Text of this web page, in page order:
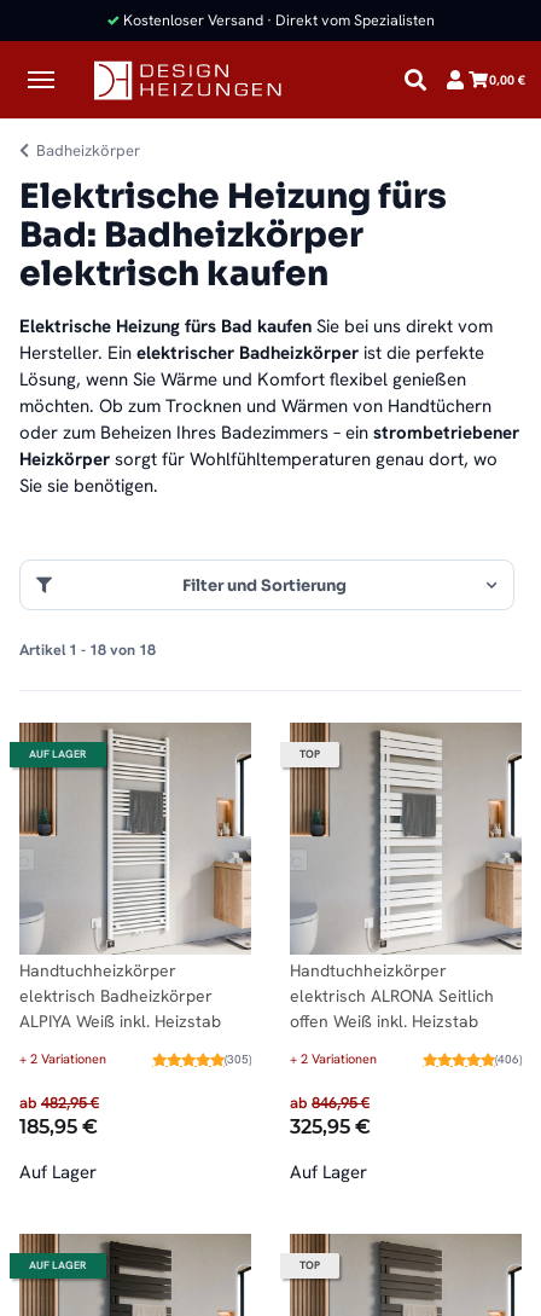
✓ Kostenloser Versand · Direkt vom Spezialisten
0,00 €
Badheizkörper
Elektrische Heizung fürs
Bad: Badheizkörper
elektrisch kaufen
Elektrische Heizung fürs Bad kaufen Sie bei uns direkt vom
Hersteller. Ein elektrischer Badheizkörper ist die perfekte
Lösung, wenn Sie Wärme und Komfort flexibel genießen
möchten. Ob zum Trocknen und Wärmen von Handtüchern
oder zum Beheizen Ihres Badezimmers – ein strombetriebener
Heizkörper sorgt für Wohlfühltemperaturen genau dort, wo
Sie sie benötigen.
Filter und Sortierung
Artikel 1 - 18 von 18
AUF LAGER
Handtuchheizkörper
elektrisch Badheizkörper
ALPIYA Weiß inkl. Heizstab
+ 2 Variationen (305)
ab 482,95 €
185,95 €
Auf Lager
TOP
Handtuchheizkörper
elektrisch ALRONA Seitlich
offen Weiß inkl. Heizstab
+ 2 Variationen (406)
ab 846,95 €
325,95 €
Auf Lager
AUF LAGER TOP